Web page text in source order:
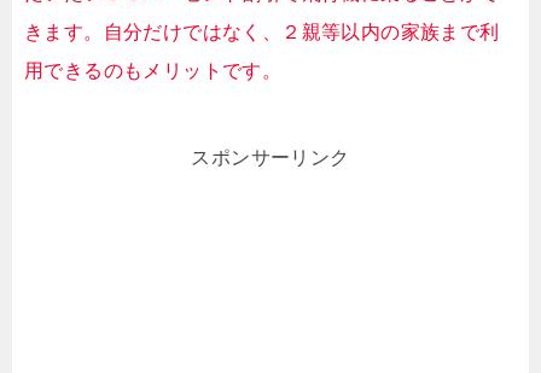
きます。自分だけではなく、２親等以内の家族まで利
用できるのもメリットです。
スポンサーリンク